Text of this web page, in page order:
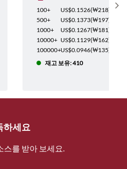
100+
US$0.1526(₩218)
500+
US$0.1373(₩197)
1000+
US$0.1267(₩181)
10000+ US$0.1129(₩162)
100000+US$0.0946(₩135)
재고 보유: 410
하세요
스를 받아 보세요.